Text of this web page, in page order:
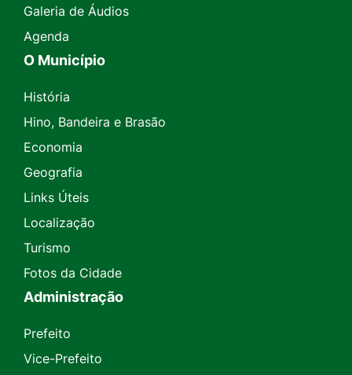
Galeria de Áudios
Agenda
O Município
História
Hino, Bandeira e Brasão
Economia
Geografia
Links Úteis
Localização
Turismo
Fotos da Cidade
Administração
Prefeito
Vice-Prefeito